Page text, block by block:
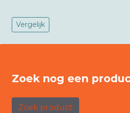
Vergelijk
Zoek nog een
Zoek product